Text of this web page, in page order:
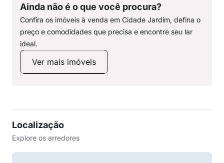
Ainda não é o que você procura?
Confira os imóveis à venda em Cidade Jardim, defina o
preço e comodidades que precisa e encontre seu lar
ideal.
Ver mais imóveis
Localização
Explore os arredores